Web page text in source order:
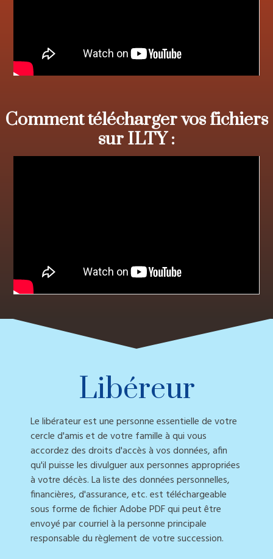
Comment télécharger vos fichiers
sur ILTY :
Libéreur
Le libérateur est une personne essentielle de votre
cercle d'amis et de votre famille à qui vous
accordez des droits d'accès à vos données, afin
qu'il puisse les divulguer aux personnes appropriées
à votre décès. La liste des données personnelles,
financières, d'assurance, etc. est téléchargeable
sous forme de fichier Adobe PDF qui peut être
envoyé par courriel à la personne principale
responsable du règlement de votre succession.